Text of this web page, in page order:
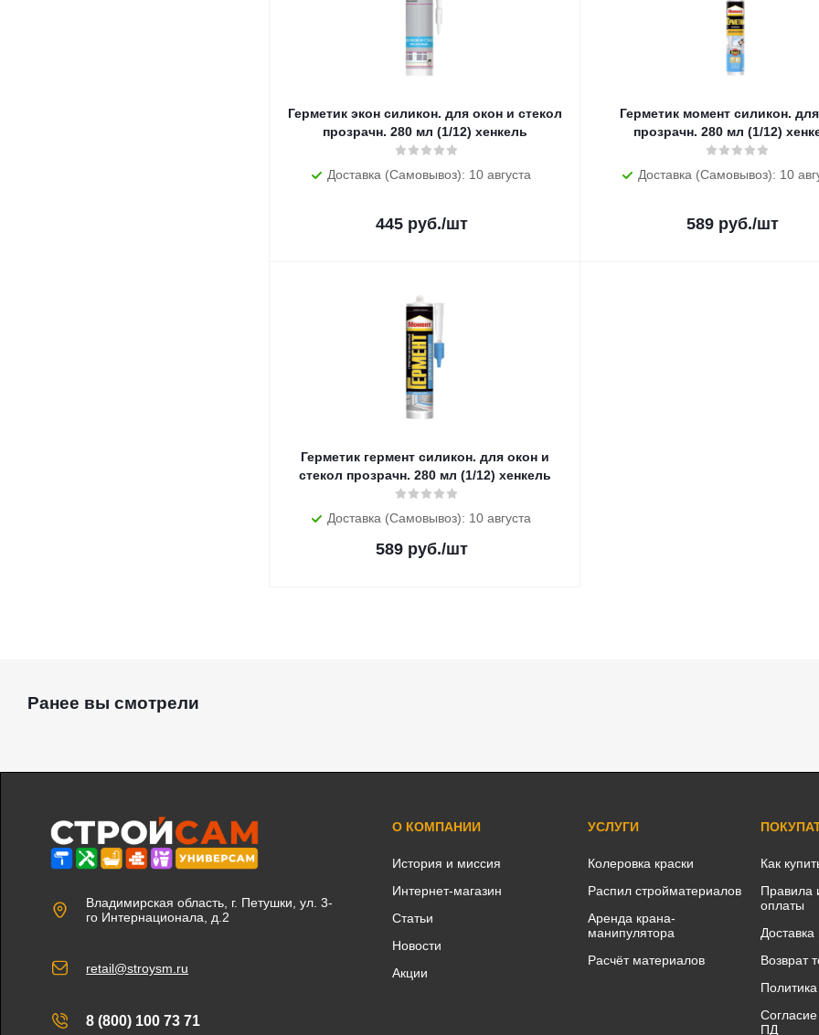
Герметик экон силикон. для окон и стекол
прозрачн. 280 мл (1/12) хенкель
Доставка (Самовывоз): 10 августа
445 руб./шт
Герметик момент силикон.
прозрачн. 280 мл (1/12)
Доставка (Самовывоз): 10
589 руб./шт
Герметик гермент силикон. для окон и
стекол прозрачн. 280 мл (1/12) хенкель
Доставка (Самовывоз): 10 августа
589 руб./шт
Ранее вы смотрели
Владимирская область, г. Петушки, ул. 3-
го Интернационала, д.2
retail@stroysm.ru
8 (800) 100 73 71
О КОМПАНИИ
История и миссия
Интернет-магазин
Статьи
Новости
Акции
УСЛУГИ
Колеровка краски
Распил стройматериалов
Аренда крана-
манипулятора
Расчёт материалов
Как
Правила
оплаты
Возврат
ПД